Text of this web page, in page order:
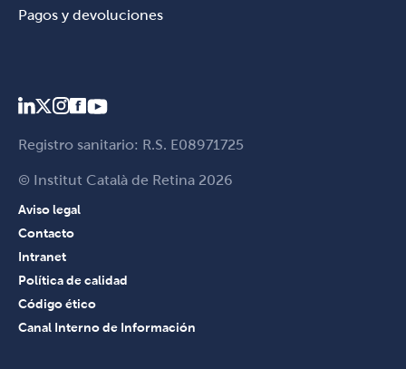
Pagos y devoluciones
Registro sanitario: R.S. E08971725
© Institut Català de Retina 2026
Aviso legal
Contacto
Intranet
Política de calidad
Código ético
Canal Interno de Información